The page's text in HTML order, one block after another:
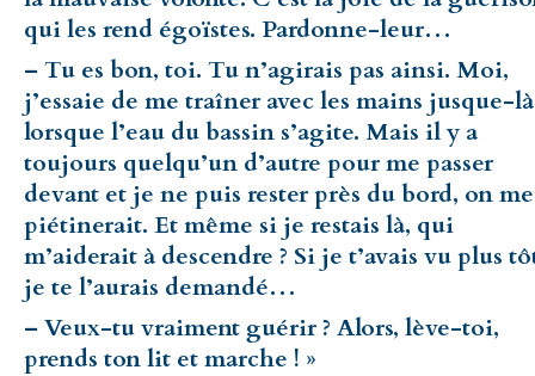
qui les rend égoïstes. Pardonne-leur…
– Tu es bon, toi. Tu n’agirais pas ainsi. Moi,
j’essaie de me traîner avec les mains jusque-
lorsque l’eau du bassin s’agite. Mais il y a
toujours quelqu’un d’autre pour me passer
devant et je ne puis rester près du bord, on me
piétinerait. Et même si je restais là, qui
m’aiderait à descendre ? Si je t’avais vu plus
je te l’aurais demandé…
– Veux-tu vraiment guérir ? Alors, lève-toi,
prends ton lit et marche ! »